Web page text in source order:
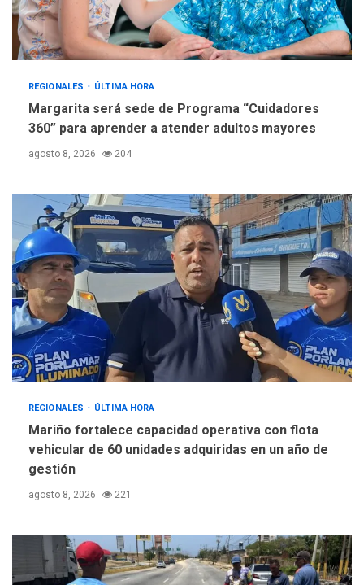
REGIONALES ÚLTIMA HORA
Margarita será sede de Programa “Cuidadores
360” para aprender a atender adultos mayores
agosto 8, 2026 204
REGIONALES ÚLTIMA HORA
Mariño fortalece capacidad operativa con flota
vehicular de 60 unidades adquiridas en un año de
gestión
agosto 8, 2026 221